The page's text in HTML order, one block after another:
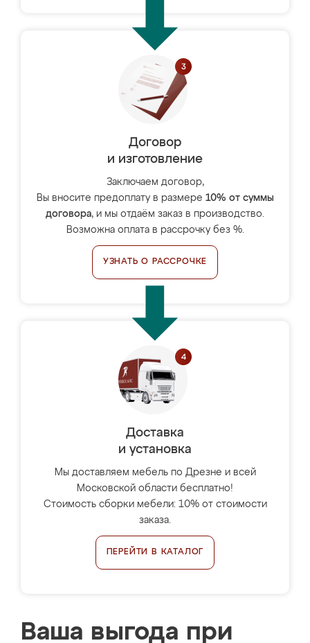
Договор
и изготовление
Заключаем договор,
Вы вносите предоплату в размере 10% от суммы
договора, и мы отдаём заказ в производство.
Возможна оплата в рассрочку без %.
УЗНАТЬ О РАССРОЧКЕ
Доставка
и установка
Мы доставляем мебель по Дрезне и всей
Московской области бесплатно!
Стоимость сборки мебели: 10% от стоимости
заказа.
ПЕРЕЙТИ В КАТАЛОГ
Ваша выгода при